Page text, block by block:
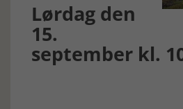
Lørdag den
15.
september kl.